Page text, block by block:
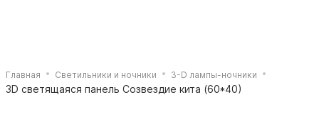
Главная Светильники и ночники 3-D лампы-ночники
3D светящаяся панель Созвездие кита (60*40)